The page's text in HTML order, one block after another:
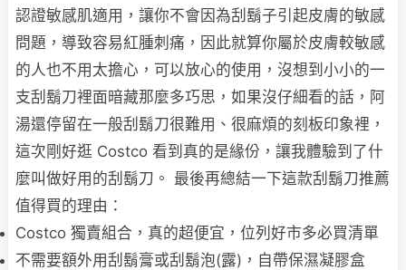
認證敏感肌適用，讓你不會因為刮鬍子引起皮膚的敏感
問題，導致容易紅腫刺痛，因此就算你屬於皮膚較敏感
的人也不用太擔心，可以放心的使用，沒想到小小的一
支刮鬍刀裡面暗藏那麼多巧思，如果沒仔細看的話，阿
湯還停留在一般刮鬍刀很難用、很麻煩的刻板印象裡，
這次剛好逛 Costco 看到真的是緣份，讓我體驗到了什
麼叫做好用的刮鬍刀。 最後再總結一下這款刮鬍刀推薦
值得買的理由：
Costco 獨賣組合，真的超便宜，位列好市多必買清單
不需要額外用刮鬍膏或刮鬍泡(露)，自帶保濕凝膠盒